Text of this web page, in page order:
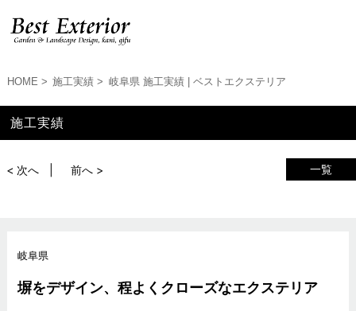
HOME 施工実績 岐阜県 施工実績 | ベストエクステリア
施工実績
一覧
< 次へ 前へ >
岐阜県
塀をデザイン、程よくクローズなエクステリア